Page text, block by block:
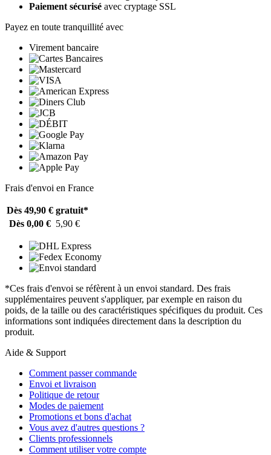
Paiement sécurisé avec cryptage SSL
Payez en toute tranquillité avec
Virement bancaire
Frais d'envoi en France
Dès 49,90 € gratuit*
Dès 0,00 € 5,90 €
*Ces frais d'envoi se réfèrent à un envoi standard. Des frais
supplémentaires peuvent s'appliquer, par exemple en raison du
poids, de la taille ou des caractéristiques spécifiques du produit. Ces
informations sont indiquées directement dans la description du
produit.
Aide & Support
Comment passer commande
Envoi et livraison
Politique de retour
Modes de paiement
Promotions et bons d'achat
Vous avez d'autres questions ?
Clients professionnels
Comment utiliser votre compte